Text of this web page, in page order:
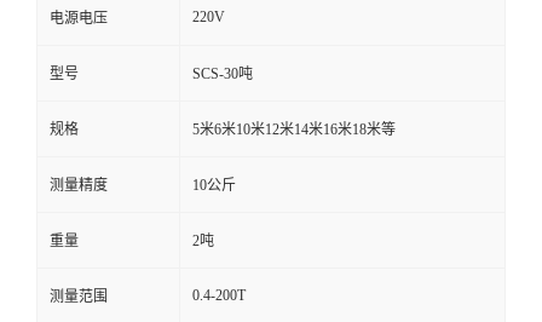
电源电压 220V
型号 SCS-30吨
规格 5米6米10米12米14米16米18米等
测量精度 10公斤
重量 2吨
测量范围 0.4-200T